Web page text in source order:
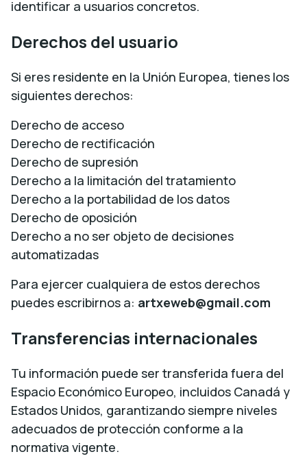
identificar a usuarios concretos.
Derechos del usuario
Si eres residente en la Unión Europea, tienes los
siguientes derechos:
Derecho de acceso
Derecho de rectificación
Derecho de supresión
Derecho a la limitación del tratamiento
Derecho a la portabilidad de los datos
Derecho de oposición
Derecho a no ser objeto de decisiones
automatizadas
Para ejercer cualquiera de estos derechos
puedes escribirnos a: artxeweb@gmail.com
Transferencias internacionales
Tu información puede ser transferida fuera del
Espacio Económico Europeo, incluidos Canadá y
Estados Unidos, garantizando siempre niveles
adecuados de protección conforme a la
normativa vigente.